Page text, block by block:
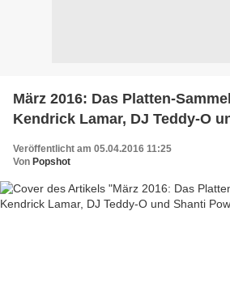
März 2016: Das Platten-
Kendrick Lamar, DJ Teddy-O
Veröffentlicht am 05.04.2016 11:25
Von Popshot